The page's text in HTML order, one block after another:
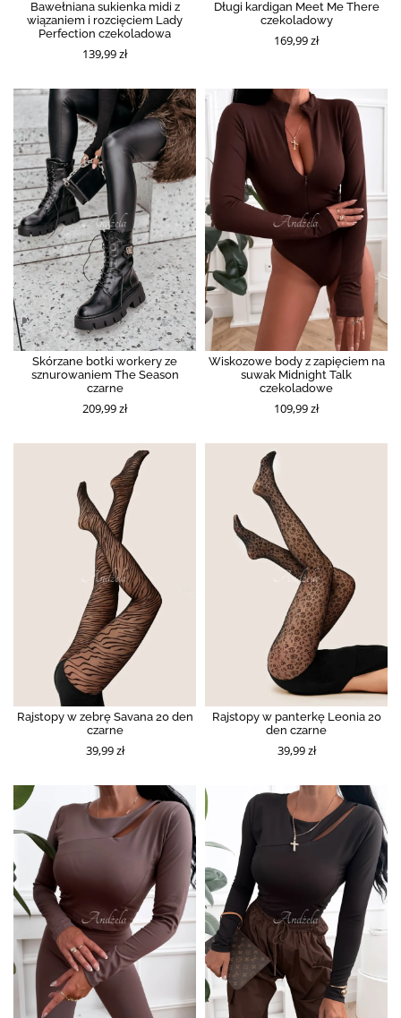
Bawełniana sukienka midi z
wiązaniem i rozcięciem Lady
Perfection czekoladowa
139,99 zł
Długi kardigan Meet Me There
czekoladowy
169,99 zł
Skórzane botki workery ze
sznurowaniem The Season
czarne
209,99 zł
Wiskozowe body z zapięciem na
suwak Midnight Talk
czekoladowe
109,99 zł
Rajstopy w zebrę Savana 20 den
czarne
39,99 zł
Rajstopy w panterkę Leonia 20
den czarne
39,99 zł